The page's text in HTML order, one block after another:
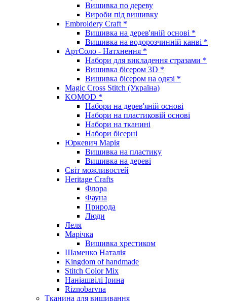
Вишивка по дереву
Вироби під вишивку
Embroidery Craft *
Вишивка на дерев'яній основі *
Вишивка на водорозчинній канві *
АртСоло - Натхнення *
Набори для викладення стразами *
Вишивка бісером 3D *
Вишивка бісером на одязі *
Magic Cross Stitch (Україна)
KOMOD *
Набори на дерев'яній основі
Набори на пластиковій основі
Набори на тканині
Набори бісерні
Юркевич Марія
Вишивка на пластику
Вишивка на дереві
Світ можливостей
Heritage Crafts
Флора
Фауна
Природа
Люди
Леля
Марічка
Вишивка хрестиком
Шаменко Наталія
Kingdom of handmade
Stitch Color Mix
Наніашвілі Ірина
Riznobarvna
Тканина для вишивання